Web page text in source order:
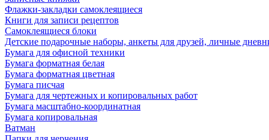
Флажки-закладки самоклеящиеся
Книги для записи рецептов
Самоклеящиеся блоки
Детские подарочные наборы, анкеты для друзей, личные
Бумага для офисной техники
Бумага форматная белая
Бумага форматная цветная
Бумага писчая
Бумага для чертежных и копировальных работ
Бумага масштабно-координатная
Бумага копировальная
Ватман